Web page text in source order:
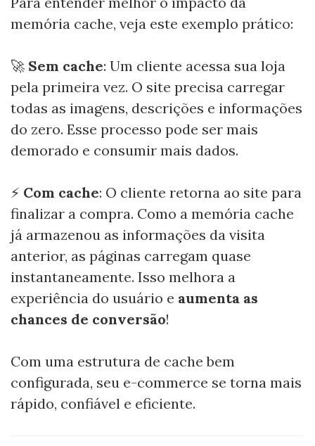
memória cache, veja este exemplo prático:
🚀 Sem cache: Um cliente acessa sua loja
pela primeira vez. O site precisa carregar
todas as imagens, descrições e informações
do zero. Esse processo pode ser mais
demorado e consumir mais dados.
⚡ Com cache: O cliente retorna ao site para
finalizar a compra. Como a memória cache
já armazenou as informações da visita
anterior, as páginas carregam quase
instantaneamente. Isso melhora a
experiência do usuário e aumenta as
chances de conversão!
Com uma estrutura de cache bem
configurada, seu e-commerce se torna mais
rápido, confiável e eficiente.